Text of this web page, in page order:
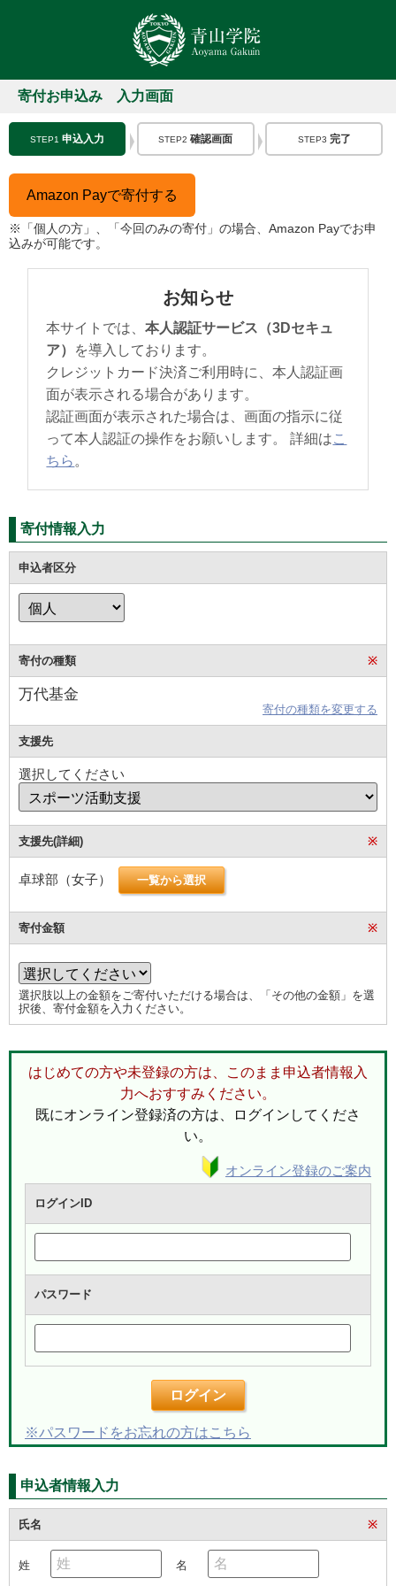
寄付お申込み 入力画面
STEP1 申込入力 STEP2 確認画面 STEP3 完了
Amazon Payで寄付する
※「個人の方」、「今回のみの寄付」の場合、Amazon Payでお申
込みが可能です。
お知らせ
本サイトでは、本人認証サービス（3Dセキュ
ア） を導入しております。
クレジットカード決済ご利用時に、本人認証画
面が表示される場合があります。
認証画面が表示された場合は、画面の指示に従
って本人認証の操作をお願いします。 詳細はこ
ちら 。
寄付情報入力
申込者区分
寄付の種類 ※
万代基金
寄付の種類を変更する
支援先
選択してください
支援先(詳細) ※
卓球部（女子） 一覧から選択
寄付金額 ※
選択肢以上の金額をご寄付いただける場合は、「その他の金額」を選
択後、寄付金額を入力ください。
はじめての方や未登録の方は、このまま申込者情報入
力へおすすみください。
既にオンライン登録済の方は、ログインしてくださ
い。
オンライン登録のご案内
ログインID
パスワード
ログイン
※パスワードをお忘れの方はこちら
申込者情報入力
氏名 ※
姓 名